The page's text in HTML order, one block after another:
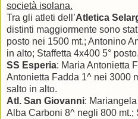
società isolana.
Tra gli atleti dell’Atletica
distinti maggiormente sono
posto nei 1500 mt.; Antonino
in alto; Staffetta 4x400 5° posto.
SS Esperia: Maria Antonietta
Antonietta Fadda 1^ nei 3000
salto in alto.
Atl. San Giovanni:
Alba Carboni 8^ negli 800 mt.;